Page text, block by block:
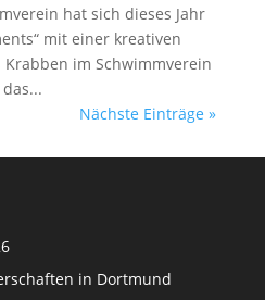
hat sich dieses Jahr
mit einer kreativen
Krabben im Schwimmverein
Nächste Einträge »
in Dortmund